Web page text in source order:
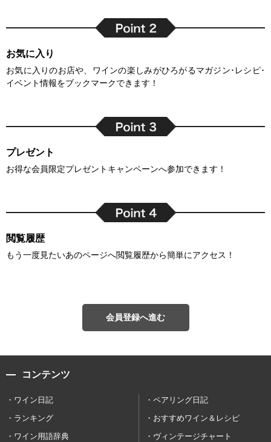
お気に入り
お気に入りのお店や、ワインの楽しみがひろがるマガジン･レシピ･
イベント情報をブックマークできます！
プレゼント
お得な会員限定プレゼントキャンペーンへ参加できます！
閲覧履歴
もう一度見たいあのページへ閲覧履歴から簡単にアクセス！
会員登録へ進む
コンテンツ
ワイン日記
ペアリング日記
ランキング
おすすめワイン＆レシピ
ワイン用語辞典
ヴィンテージチャート